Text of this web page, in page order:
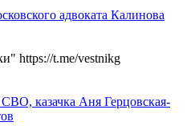
адвоката Калинова
https://t.me/vestnikg
казачка Аня Герцовская-